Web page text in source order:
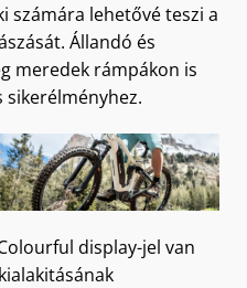
lehetővé teszi a
Állandó és
meredek rámpákon is
display-jel van